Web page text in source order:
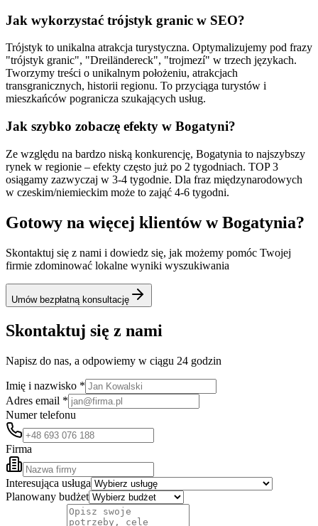
Jak wykorzystać trójstyk granic w SEO?
Trójstyk to unikalna atrakcja turystyczna. Optymalizujemy pod frazy
"trójstyk granic", "Dreiländereck", "trojmezí" w trzech językach.
Tworzymy treści o unikalnym położeniu, atrakcjach
transgranicznych, historii regionu. To przyciąga turystów i
mieszkańców pogranicza szukających usług.
Jak szybko zobaczę efekty w Bogatyni?
Ze względu na bardzo niską konkurencję, Bogatynia to najszybszy
rynek w regionie – efekty często już po 2 tygodniach. TOP 3
osiągamy zazwyczaj w 3-4 tygodnie. Dla fraz międzynarodowych
w czeskim/niemieckim może to zająć 4-6 tygodni.
Gotowy na więcej klientów wBogatynia?
Skontaktuj się z nami i dowiedz się, jak możemy pomóc Twojej
firmie zdominować lokalne wyniki wyszukiwania
Umów bezpłatną konsultację
Skontaktuj się z nami
Napisz do nas, a odpowiemy w ciągu 24 godzin
Imię i nazwisko *
Adres email *
Numer telefonu
Firma
Interesująca usługa
Planowany budżet